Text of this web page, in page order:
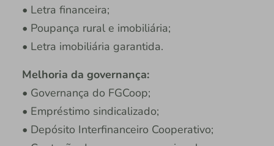
• Letra financeira;
• Poupança rural e imobiliária;
• Letra imobiliária garantida.
Melhoria da governança:
• Governança do FGCoop;
• Empréstimo sindicalizado;
• Depósito Interfinanceiro Cooperativo;